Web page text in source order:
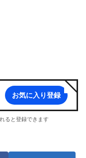
お気に入り登録
ると登録できます